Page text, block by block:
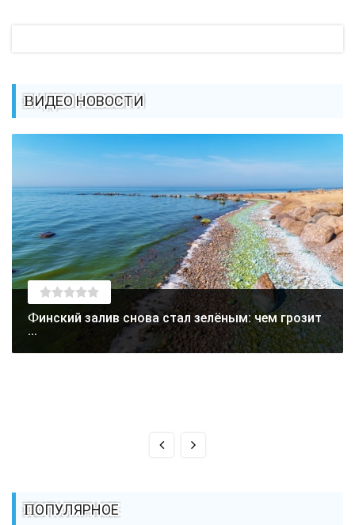
ВИДЕО НОВОСТИ
Финский залив снова стал зелёным: чем грозит
...
ПОПУЛЯРНОЕ